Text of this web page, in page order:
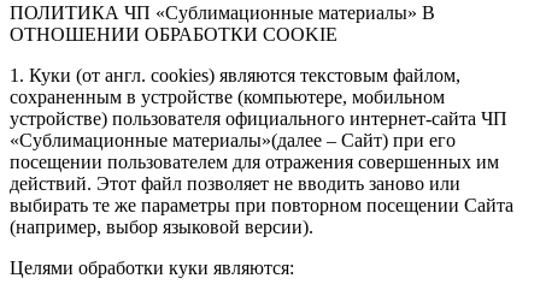
ПОЛИТИКА ЧП «Сублимационные материалы» В
ОТНОШЕНИИ ОБРАБОТКИ COOKIE
1. Куки (от англ. cookies) являются текстовым файлом,
сохраненным в устройстве (компьютере, мобильном
устройстве) пользователя официального интернет-сайта ЧП
«Сублимационные материалы»(далее – Сайт) при его
посещении пользователем для отражения совершенных им
действий. Этот файл позволяет не вводить заново или
выбирать те же параметры при повторном посещении Сайта
(например, выбор языковой версии).
Целями обработки куки являются: